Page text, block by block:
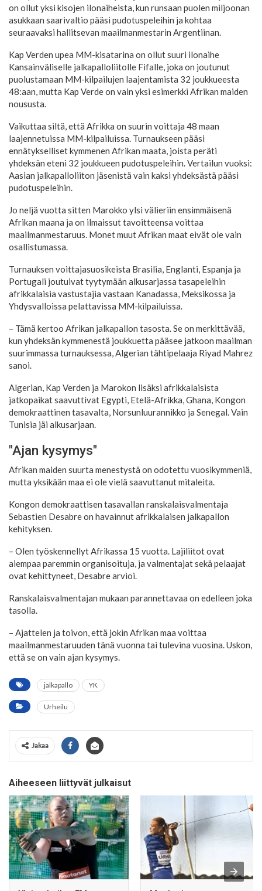
on ollut yksi kisojen ilonaiheista, kun runsaan puolen miljoonan
asukkaan saarivaltio pääsi pudotuspeleihin ja kohtaa
seuraavaksi hallitsevan maailmanmestarin Argentiinan.
Kap Verden upea MM-kisatarina on ollut suuri ilonaihe
Kansainväliselle jalkapalloliitolle Fifalle, joka on joutunut
puolustamaan MM-kilpailujen laajentamista 32 joukkueesta
48:aan, mutta Kap Verde on vain yksi esimerkki Afrikan maiden
noususta.
Vaikuttaa siltä, että Afrikka on suurin voittaja 48 maan
laajennetuissa MM-kilpailuissa. Turnaukseen pääsi
ennätykselliset kymmenen Afrikan maata, joista peräti
yhdeksän eteni 32 joukkueen pudotuspeleihin. Vertailun vuoksi:
Aasian jalkapalloliiton jäsenistä vain kaksi yhdeksästä pääsi
pudotuspeleihin.
Jo neljä vuotta sitten Marokko ylsi välieriin ensimmäisenä
Afrikan maana ja on ilmaissut tavoitteensa voittaa
maailmanmestaruus. Monet muut Afrikan maat eivät ole vain
osallistumassa.
Turnauksen voittajasuosikeista Brasilia, Englanti, Espanja ja
Portugali joutuivat tyytymään alkusarjassa tasapeleihin
afrikkalaisia vastustajia vastaan Kanadassa, Meksikossa ja
Yhdysvalloissa pelattavissa MM-kilpailuissa.
– Tämä kertoo Afrikan jalkapallon tasosta. Se on merkittävää,
kun yhdeksän kymmenestä joukkuetta pääsee jatkoon maailman
suurimmassa turnauksessa, Algerian tähtipelaaja Riyad Mahrez
sanoi.
Algerian, Kap Verden ja Marokon lisäksi afrikkalaisista
jatkopaikat saavuttivat Egypti, Etelä-Afrikka, Ghana, Kongon
demokraattinen tasavalta, Norsunluurannikko ja Senegal. Vain
Tunisia jäi alkusarjaan.
"Ajan kysymys"
Afrikan maiden suurta menestystä on odotettu vuosikymmeniä,
mutta yksikään maa ei ole vielä saavuttanut mitaleita.
Kongon demokraattisen tasavallan ranskalaisvalmentaja
Sebastien Desabre on havainnut afrikkalaisen jalkapallon
kehityksen.
– Olen työskennellyt Afrikassa 15 vuotta. Lajiliitot ovat
aiempaa paremmin organisoituja, ja valmentajat sekä pelaajat
ovat kehittyneet, Desabre arvioi.
Ranskalaisvalmentajan mukaan parannettavaa on edelleen joka
tasolla.
– Ajattelen ja toivon, että jokin Afrikan maa voittaa
maailmanmestaruuden tänä vuonna tai tulevina vuosina. Uskon,
että se on vain ajan kysymys.
jalkapallo YK
Urheilu
Jakaa
Aiheeseen liittyvät julkaisut